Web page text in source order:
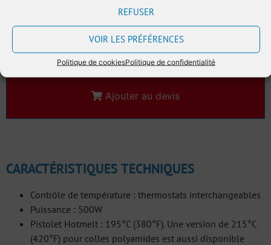
REFUSER
VOIR LES PRÉFÉRENCES
Politique de cookiesPolitique de confidentialité
Voir aussi
Ajouter au devis
CARACTÉRISTIQUES TECHNIQUES
Contrôle de température : thermostats interchangeables
Puissance : 500W
Pistolet Hotmelt : 195°C (380°F). Une version de 215°C
(420°F) pour colles polyamides est aussi disponible